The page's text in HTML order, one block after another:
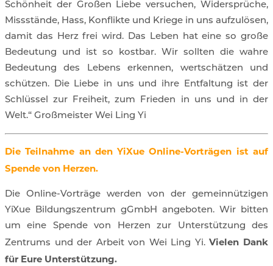
Schönheit der Großen Liebe versuchen, Widersprüche,
Missstände, Hass, Konflikte und Kriege in uns aufzulösen,
damit das Herz frei wird. Das Leben hat eine so große
Bedeutung und ist so kostbar. Wir sollten die wahre
Bedeutung des Lebens erkennen, wertschätzen und
schützen. Die Liebe in uns und ihre Entfaltung ist der
Schlüssel zur Freiheit, zum Frieden in uns und in der
Welt.“ Großmeister Wei Ling Yi
Die Teilnahme an den YiXue Online-Vorträgen ist auf
Spende von Herzen.
Die Online-Vorträge werden von der gemeinnützigen
YiXue Bildungszentrum gGmbH angeboten. Wir bitten
um eine Spende von Herzen zur Unterstützung des
Zentrums und der Arbeit von Wei Ling Yi. Vielen Dank
für Eure Unterstützung.